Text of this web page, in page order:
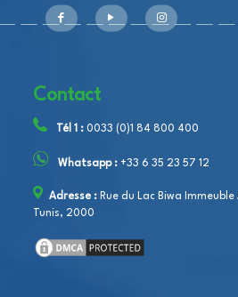
Contact
Tél 1 : 0033 (0)1 84 800 400
Whatsapp : +33 6 35 23 57 12
Adresse : Rue du Lac Biwa
Tunis, 2000